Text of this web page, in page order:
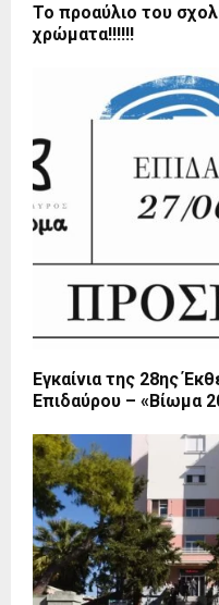
Το προαύλιο του
χρώματα!!!!!!
Εγκαίνια της 28ης
Επιδαύρου – «Βίωμα